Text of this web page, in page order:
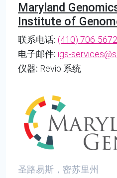
Maryland
Institute of
联系电话: (410) 706-5672
电子邮件: igs-
仪器: Revio 系统
圣路易斯，密苏里州